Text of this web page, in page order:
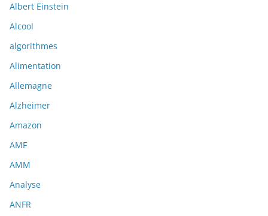
Albert Einstein
Alcool
algorithmes
Alimentation
Allemagne
Alzheimer
Amazon
AMF
AMM
Analyse
ANFR